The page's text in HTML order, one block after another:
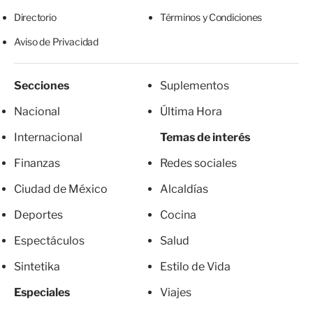
Directorio Términos y Condiciones
Aviso de Privacidad
Secciones
Nacional
Internacional
Finanzas
Ciudad de México
Deportes
Espectáculos
Sintetika
Especiales
Suplementos
Última Hora
Temas de interés
Redes sociales
Alcaldías
Cocina
Salud
Estilo de Vida
Viajes